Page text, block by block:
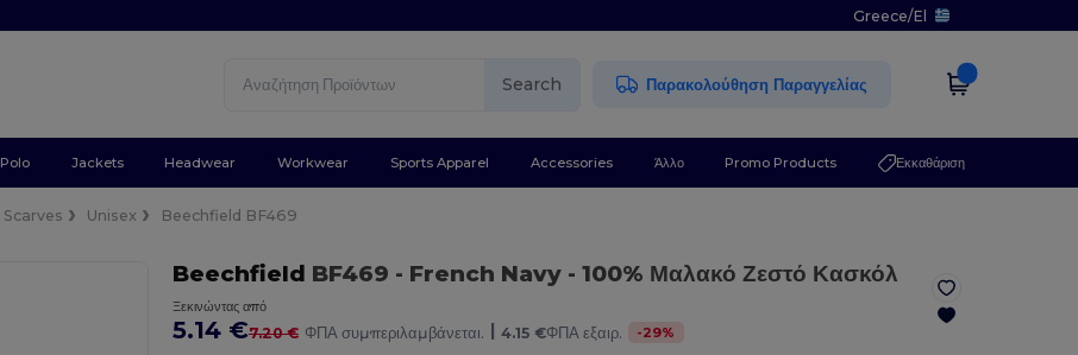
Greece/El
Search Παρακολούθηση Παραγγελίας
Polo Jackets Headwear Workwear Sports Apparel Accessories Άλλο Promo Products Εκκαθάριση
Scarves Unisex Beechfield BF469
Beechfield BF469 - French Navy- 100% Μαλακό Ζεστό Κασκόλ
Ξεκινώντας από
5.14 €7.20 € ΦΠΑ συμπεριλαμβάνεται. | 4.15 €ΦΠΑ εξαιρ. -29%